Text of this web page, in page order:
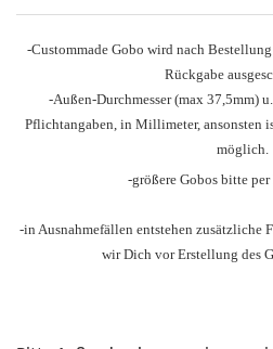
-Custommade Gobo wird nach
Rückgabe
-Außen-Durchmesser(max 37,5mm) u.
Pflichtangaben, in Millimeter, ansonsten
möglich.
-größere Gobos bitte
-in Ausnahmefällen entstehen zusätzliche
wir Dich vor Erstellung des